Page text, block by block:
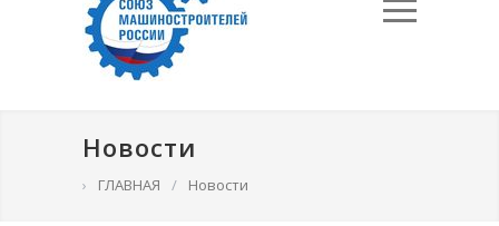
Новости
› ГЛАВНАЯ / Новости